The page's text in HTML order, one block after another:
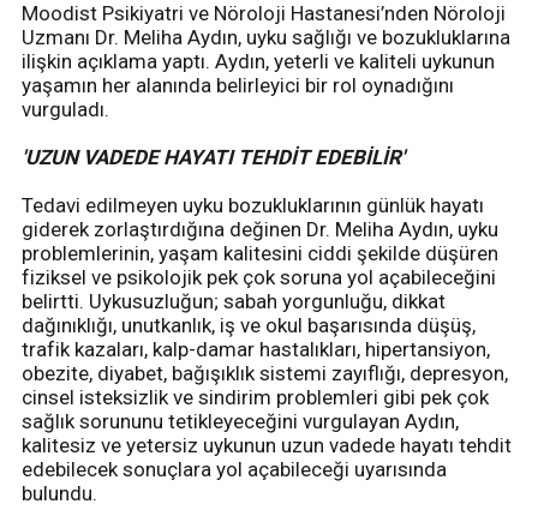
Moodist Psikiyatri ve Nöroloji Hastanesi’nden Nöroloji
Uzmanı Dr. Meliha Aydın, uyku sağlığı ve bozukluklarına
ilişkin açıklama yaptı. Aydın, yeterli ve kaliteli uykunun
yaşamın her alanında belirleyici bir rol oynadığını
vurguladı.
'UZUN VADEDE HAYATI TEHDİT EDEBİLİR'
Tedavi edilmeyen uyku bozukluklarının günlük hayatı
giderek zorlaştırdığına değinen Dr. Meliha Aydın, uyku
problemlerinin, yaşam kalitesini ciddi şekilde düşüren
fiziksel ve psikolojik pek çok soruna yol açabileceğini
belirtti. Uykusuzluğun; sabah yorgunluğu, dikkat
dağınıklığı, unutkanlık, iş ve okul başarısında düşüş,
trafik kazaları, kalp-damar hastalıkları, hipertansiyon,
obezite, diyabet, bağışıklık sistemi zayıflığı, depresyon,
cinsel isteksizlik ve sindirim problemleri gibi pek çok
sağlık sorununu tetikleyeceğini vurgulayan Aydın,
kalitesiz ve yetersiz uykunun uzun vadede hayatı tehdit
edebilecek sonuçlara yol açabileceği uyarısında
bulundu.